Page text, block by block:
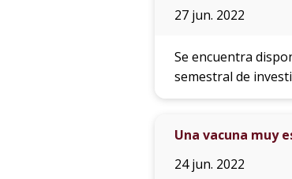
27 jun. 2022
Se encuentra
semestral de
Una vacuna muy
24 jun. 2022